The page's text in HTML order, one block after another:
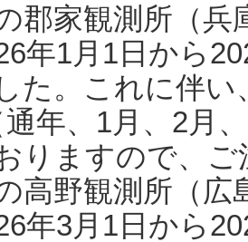
郡家観測所（
年1月1日から
た。これに伴い
年、1月、2月
りますので、
高野観測所（
年3月1日から